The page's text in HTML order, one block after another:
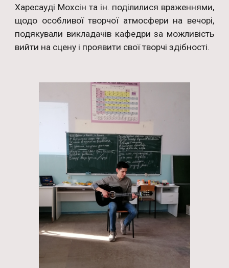
Харесауді Мохсін та ін. поділилися враженнями,
щодо особливої творчої атмосфери на вечорі,
подякували викладачів кафедри за можливість
вийти на сцену і проявити свої творчі здібності.